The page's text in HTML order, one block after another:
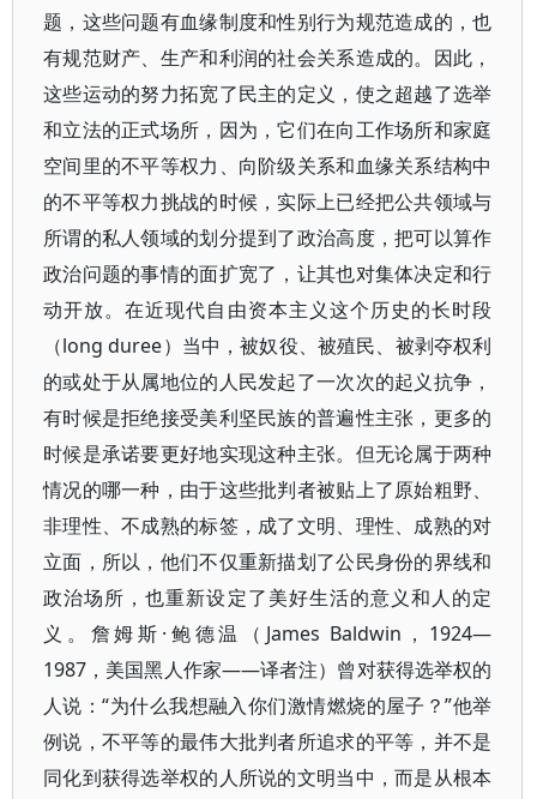
题，这些问题有血缘制度和性别行为规范造成的，也
有规范财产、生产和利润的社会关系造成的。因此，
这些运动的努力拓宽了民主的定义，使之超越了选举
和立法的正式场所，因为，它们在向工作场所和家庭
空间里的不平等权力、向阶级关系和血缘关系结构中
的不平等权力挑战的时候，实际上已经把公共领域与
所谓的私人领域的划分提到了政治高度，把可以算作
政治问题的事情的面扩宽了，让其也对集体决定和行
动开放。在近现代自由资本主义这个历史的长时段
（long duree）当中，被奴役、被殖民、被剥夺权利
的或处于从属地位的人民发起了一次次的起义抗争，
有时候是拒绝接受美利坚民族的普遍性主张，更多的
时候是承诺要更好地实现这种主张。但无论属于两种
情况的哪一种，由于这些批判者被贴上了原始粗野、
非理性、不成熟的标签，成了文明、理性、成熟的对
立面，所以，他们不仅重新描划了公民身份的界线和
政治场所，也重新设定了美好生活的意义和人的定
义。詹姆斯·鲍德温（James Baldwin，1924—
1987，美国黑人作家——译者注）曾对获得选举权的
人说：“为什么我想融入你们激情燃烧的屋子？”他举
例说，不平等的最伟大批判者所追求的平等，并不是
同化到获得选举权的人所说的文明当中，而是从根本